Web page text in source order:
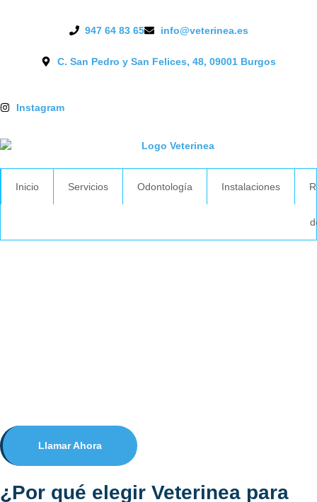
947 64 83 65 info@veterinea.es
C. San Pedro y San Felices, 48, 09001 Burgos
Instagram
Inicio Servicios Odontología Instalaciones
Llamar Ahora
¿Por qué elegir Veterinea para